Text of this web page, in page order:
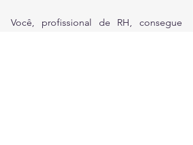
Você, profissional de RH, consegue